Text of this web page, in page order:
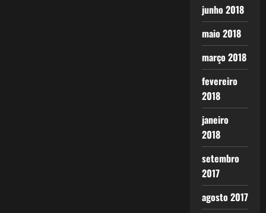
junho 2018
maio 2018
março 2018
fevereiro
2018
janeiro
2018
setembro
2017
agosto 2017